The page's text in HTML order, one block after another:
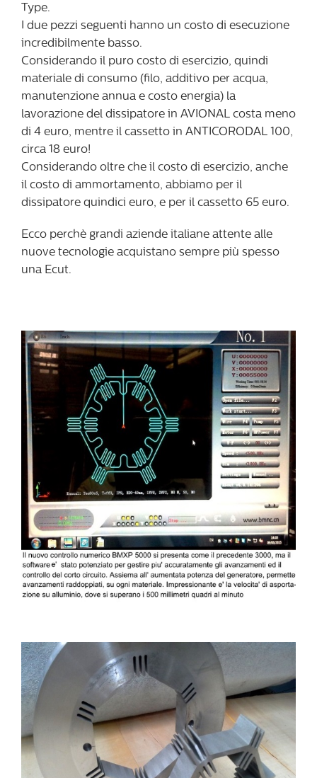
Type.
I due pezzi seguenti hanno un costo di esecuzione
incredibilmente basso.
Considerando il puro costo di esercizio, quindi
materiale di consumo (filo, additivo per acqua,
manutenzione annua e costo energia) la
lavorazione del dissipatore in AVIONAL costa meno
di 4 euro, mentre il cassetto in ANTICORODAL 100,
circa 18 euro!
Considerando oltre che il costo di esercizio, anche
il costo di ammortamento, abbiamo per il
dissipatore quindici euro, e per il cassetto 65 euro.
Ecco perchè grandi aziende italiane attente alle
nuove tecnologie acquistano sempre più spesso
una Ecut.